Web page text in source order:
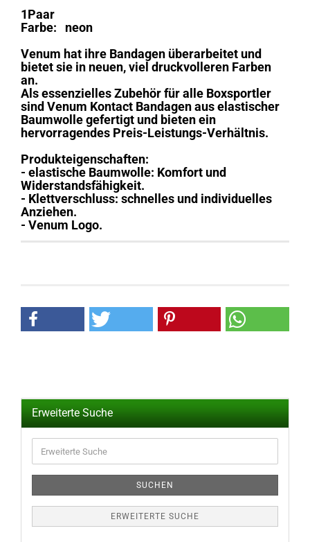
1Paar
Farbe: neon
Venum hat ihre Bandagen überarbeitet und
bietet sie in neuen, viel druckvolleren Farben
an.
Als essenzielles Zubehör für alle Boxsportler
sind Venum Kontact Bandagen aus elastischer
Baumwolle gefertigt und bieten ein
hervorragendes Preis-Leistungs-Verhältnis.
Produkteigenschaften:
- elastische Baumwolle: Komfort und
Widerstandsfähigkeit.
- Klettverschluss: schnelles und individuelles
Anziehen.
- Venum Logo.
Erweiterte Suche
Suche
SUCHEN
ERWEITERTE SUCHE